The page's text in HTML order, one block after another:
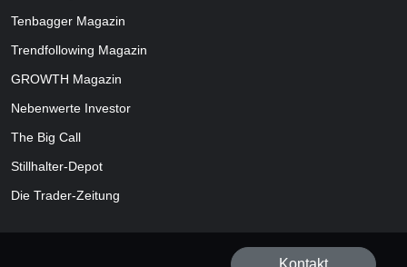
Tenbagger Magazin
Trendfollowing Magazin
GROWTH Magazin
Nebenwerte Investor
The Big Call
Stillhalter-Depot
Die Trader-Zeitung
Kontakt